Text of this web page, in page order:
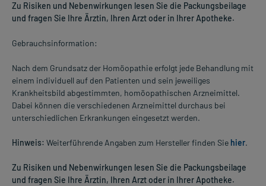
Zu Risiken und Nebenwirkungen lesen Sie die Packungsbeilage
und fragen Sie Ihre Ärztin, Ihren Arzt oder in Ihrer Apotheke.
Gebrauchsinformation:
Nach dem Grundsatz der Homöopathie erfolgt jede Behandlung mit
einem individuell auf den Patienten und sein jeweiliges
Krankheitsbild abgestimmten, homöopathischen Arzneimittel.
Dabei können die verschiedenen Arzneimittel durchaus bei
unterschiedlichen Erkrankungen eingesetzt werden.
Hinweis: Weiterführende Angaben zum Hersteller finden Sie hier.
Zu Risiken und Nebenwirkungen lesen Sie die Packungsbeilage
und fragen Sie Ihre Ärztin, Ihren Arzt oder in Ihrer Apotheke.